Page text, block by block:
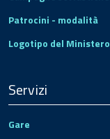
Patrocini - modalità
Logotipo del Ministero
Servizi
Gare